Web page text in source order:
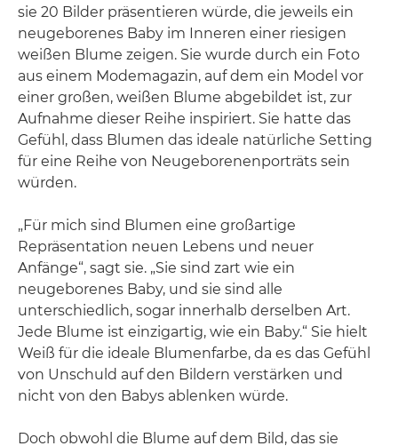
sie 20 Bilder präsentieren würde, die jeweils ein
neugeborenes Baby im Inneren einer riesigen
weißen Blume zeigen. Sie wurde durch ein Foto
aus einem Modemagazin, auf dem ein Model vor
einer großen, weißen Blume abgebildet ist, zur
Aufnahme dieser Reihe inspiriert. Sie hatte das
Gefühl, dass Blumen das ideale natürliche Setting
für eine Reihe von Neugeborenenporträts sein
würden.
„Für mich sind Blumen eine großartige
Repräsentation neuen Lebens und neuer
Anfänge“, sagt sie. „Sie sind zart wie ein
neugeborenes Baby, und sie sind alle
unterschiedlich, sogar innerhalb derselben Art.
Jede Blume ist einzigartig, wie ein Baby.“ Sie hielt
Weiß für die ideale Blumenfarbe, da es das Gefühl
von Unschuld auf den Bildern verstärken und
nicht von den Babys ablenken würde.
Doch obwohl die Blume auf dem Bild, das sie